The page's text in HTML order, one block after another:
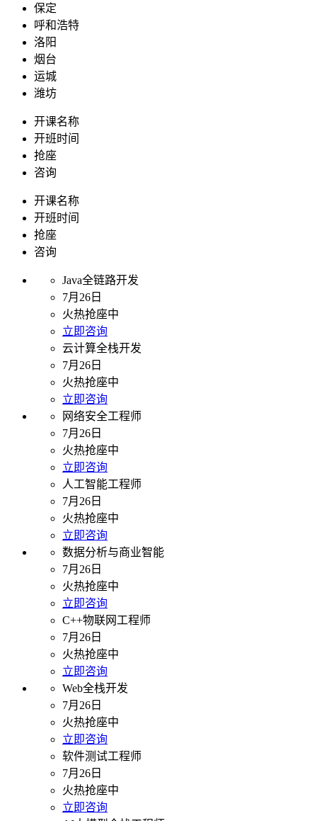
保定
呼和浩特
洛阳
烟台
运城
潍坊
开课名称
开班时间
抢座
咨询
开课名称
开班时间
抢座
咨询
Java全链路开发
7月26日
火热抢座中
立即咨询
云计算全栈开发
7月26日
火热抢座中
立即咨询
网络安全工程师
7月26日
火热抢座中
立即咨询
人工智能工程师
7月26日
火热抢座中
立即咨询
数据分析与商业智能
7月26日
火热抢座中
立即咨询
C++物联网工程师
7月26日
火热抢座中
立即咨询
Web全栈开发
7月26日
火热抢座中
立即咨询
软件测试工程师
7月26日
火热抢座中
立即咨询